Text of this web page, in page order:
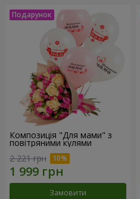
Композиція "Для мами" з
повітряними кулями
2 221 грн
Замовити